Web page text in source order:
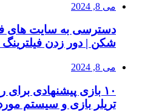
می 8, 2024
دسترسی به سایت های
شکن | دور زدن
می 8, 2024
تریلر بازی و سیستم مورد